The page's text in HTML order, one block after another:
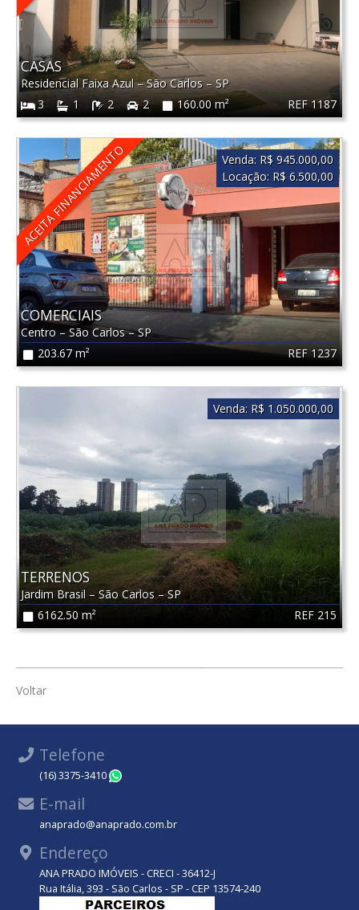
REF 1187
CASAS
Residencial Faixa Azul–São Carlos–SP
3
1 2 2 160.00 m²
ACEITA FINANCIAMENTO
REF 1237
COMERCIAIS
Centro– São Carlos–SP
203.67 m²
Venda: R$ 945.000,00
Locação: R$ 6.500,00
REF 215
TERRENOS
Jardim Brasil – São Carlos–SP
6162.50 m²
Venda: R$ 1.050.000,00
Voltar
Telefone
(16) 3375-3410
E-mail
anaprado@anaprado.com.br
Endereço
ANA PRADO IMÓVEIS - CRECI - 36412-J
Rua Itália, 393 - São Carlos - SP - CEP 13574-240